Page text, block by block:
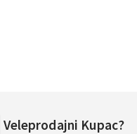
Veleprodajni Kupac?